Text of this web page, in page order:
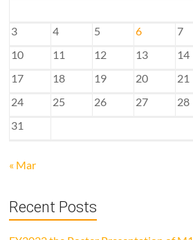
3
4 5 6 7
10
11 12 13 14
17
18 19 20 21
24
25 26 27 28
31
« Mar
Recent Posts